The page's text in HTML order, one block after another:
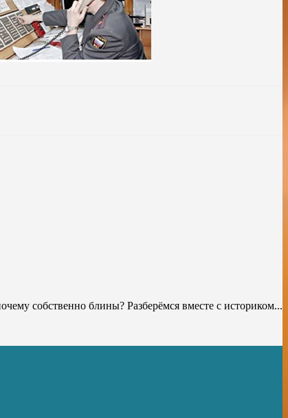
собственно блины? Разберёмся вместе с историком...